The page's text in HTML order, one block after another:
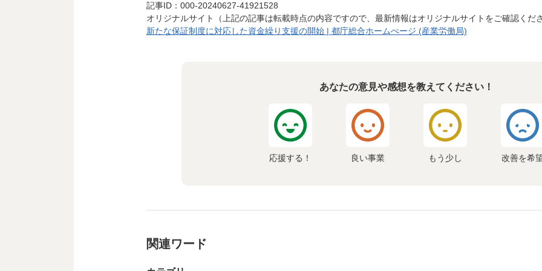
記事ID：000-20240627-41921528
オリジナルサイト（上記の記事は転載時点の内容ですので、最新情報はオリジナルサイトをご確認くださ
新たな保証制度に対応した資金繰り支援の開始 | 都庁総合ホームぺージ (産業労働局)
あなたの意見や感想を教えてください！
応援する！ 良い事業 もう少し 改善を希
関連ワード